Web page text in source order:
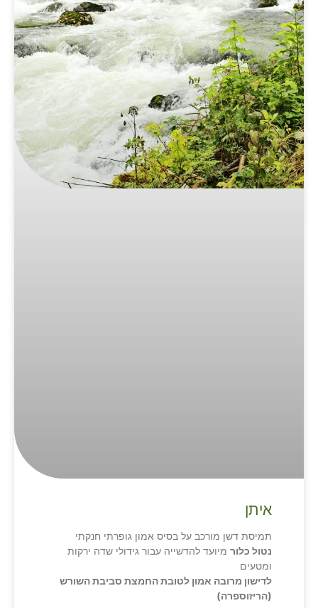
איתן
תמיסת דשן מורכב על בסיס אמון גופרתי חנקתי
נטול כלור מיועד להדשייה עבור גידולי שדה ירקות
ומטעים
לדישון מרובה אמון לטובת החמצת סביבת השורש
(הריזוספרה)